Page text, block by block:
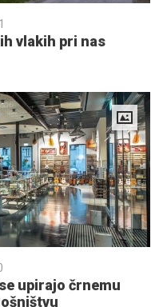
vlakih pri nas
upirajo črnemu